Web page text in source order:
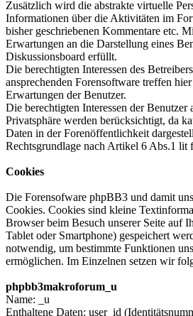
Zusätzlich wird die abstrakte virtuelle
Informationen über die Aktivitäten im
bisher geschriebenen Kommentare etc.
Erwartungen an die Darstellung eines
Diskussionsboard erfüllt.
Die berechtigten Interessen des
ansprechenden Forensoftware treffen
Erwartungen der Benutzer.
Die berechtigten Interessen der Benutzer
Privatsphäre werden berücksichtigt, da
Daten in der Forenöffentlichkeit
Rechtsgrundlage nach Artikel 6 Abs.1 lit
Cookies
Die Forensofware phpBB3 und damit
Cookies. Cookies sind kleine
Browser beim Besuch unserer Seite auf
Tablet oder Smartphone) gespeichert
notwendig, um bestimmte Funktionen
ermöglichen. Im Einzelnen setzen wir
phpbb3makroforum_u
Name: _u
Enthaltene Daten: user_id